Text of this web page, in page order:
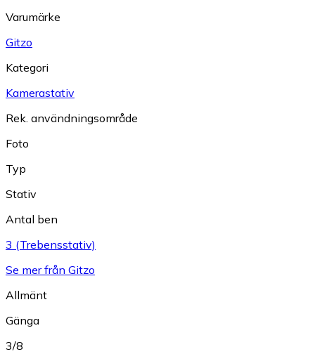
Varumärke
Gitzo
Kategori
Kamerastativ
Rek. användningsområde
Foto
Typ
Stativ
Antal ben
3 (Trebensstativ)
Se mer från Gitzo
Allmänt
Gänga
3/8